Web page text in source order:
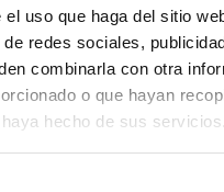
el uso que haga del sitio
redes sociales,
combinarla con otra
o que hayan
hecho de sus servicios.